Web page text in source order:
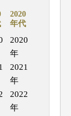
2020
年代
2020
年
2021
年
2022
年